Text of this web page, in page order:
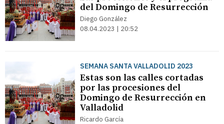
del Domingo de Resurrección
Diego González
08.04.2023 | 20:52
SEMANA SANTA VALLADOLID 2023
Estas son las calles cortadas
por las procesiones del
Domingo de Resurrección en
Valladolid
Ricardo García